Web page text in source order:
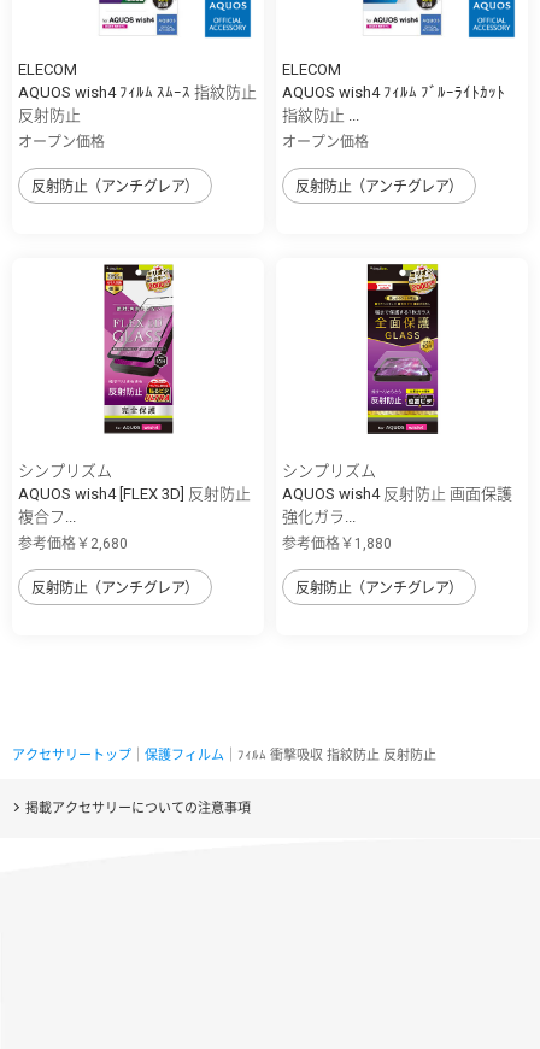
ELECOM
AQUOS wish4 ﾌｨﾙﾑ ｽﾑｰｽ 指紋防止
反射防止
オープン価格
反射防止（アンチグレア）
ELECOM
AQUOS wish4 ﾌｨﾙﾑ ﾌﾞﾙｰﾗｲﾄｶｯﾄ
指紋防止 ...
オープン価格
反射防止（アンチグレア）
シンプリズム
AQUOS wish4 [FLEX 3D] 反射防止
複合フ...
参考価格￥2,680
反射防止（アンチグレア）
シンプリズム
AQUOS wish4 反射防止 画面保護
強化ガラ...
参考価格￥1,880
反射防止（アンチグレア）
アクセサリートップ 保護フィルム ｜ﾌｨﾙﾑ 衝撃吸収 指紋防止 反射防止
掲載アクセサリーについての注意事項